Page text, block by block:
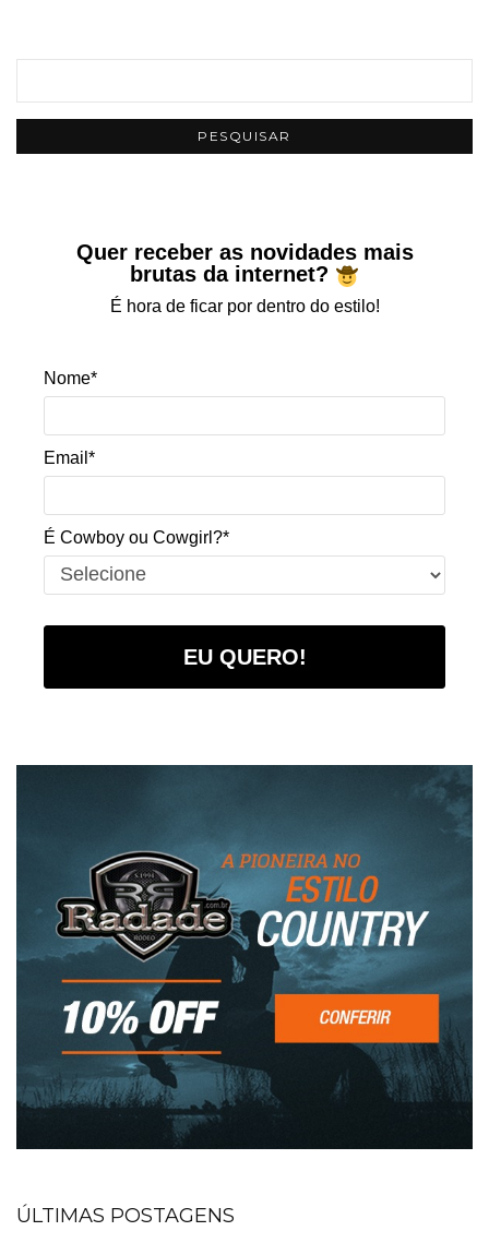
Quer receber as novidades mais
brutas da internet?
É hora de ficar por dentro do estilo!
Nome*
Email*
É Cowboy ou Cowgirl?*
EU QUERO!
ÚLTIMAS POSTAGENS